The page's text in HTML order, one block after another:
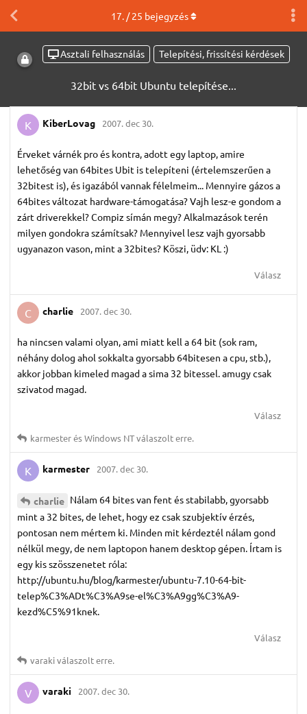
Asztali felhasználás Telepítési, frissítési kérdések
32bit vs 64bit Ubuntu telepítése...
17. /25 bejegyzés
K KiberLovag 2007. dec 30.
Érveket várnék pro és kontra, adott egy laptop, amire
lehetőség van 64bites Ubit is telepíteni (értelemszerűen a
32bitest is), és igazából vannak félelmeim... Mennyire gázos a
64bites változat hardware-támogatása? Vajh lesz-e gondom a
zárt driverekkel? Compiz símán megy? Alkalmazások terén
milyen gondokra számítsak? Mennyivel lesz vajh gyorsabb
ugyanazon vason, mint a 32bites? Köszi, üdv: KL :)
Válasz
C charlie 2007. dec 30.
ha nincsen valami olyan, ami miatt kell a 64 bit (sok ram,
néhány dolog ahol sokkalta gyorsabb 64bitesen a cpu, stb.),
akkor jobban kimeled magad a sima 32 bitessel. amugy csak
szivatod magad.
Válasz
karmesterésWindows NTválaszolt erre.
K karmester 2007. dec 30.
charlie Nálam 64 bites van fent és stabilabb, gyorsabb
mint a 32 bites, de lehet, hogy ez csak szubjektív érzés,
pontosan nem mértem ki. Minden mit kérdeztél nálam gond
nélkül megy, de nem laptopon hanem desktop gépen. Írtam is
egy kis szösszenetet róla:
http://ubuntu.hu/blog/karmester/ubuntu-7.10-64-bit-
telep%C3%ADt%C3%A9se-el%C3%A9gg%C3%A9-
kezd%C5%91knek.
Válasz
varakiválaszolt erre.
V varaki 2007. dec 30.